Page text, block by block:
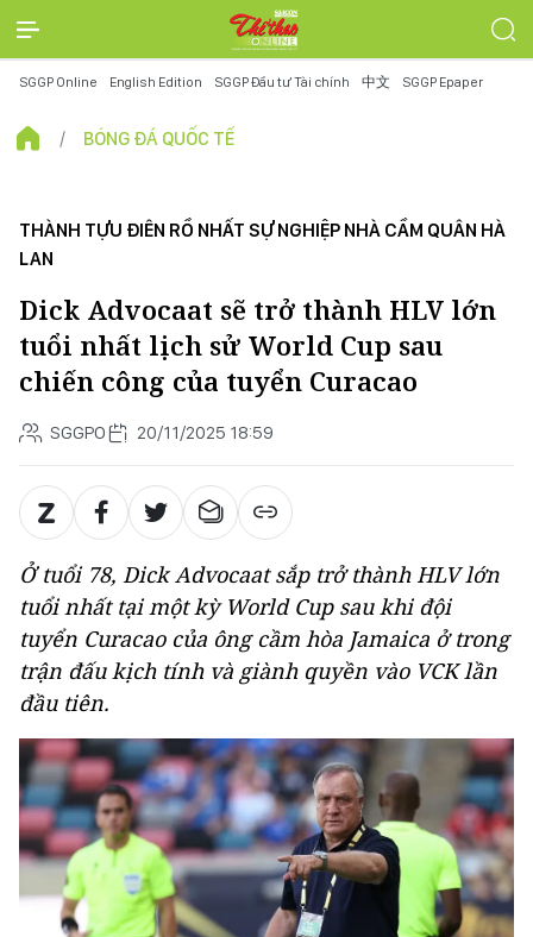
SGGP Online English Edition SGGP Đầu tư Tài chính 中文 SGGP Epaper
BÓNG ĐÁ QUỐC TẾ
THÀNH TỰU ĐIÊN RỒ NHẤT SỰ NGHIỆP NHÀ CẦM QUÂN HÀ
LAN
Dick Advocaat sẽ trở thành HLV lớn
tuổi nhất lịch sử World Cup sau
chiến công của tuyển Curacao
SGGPO 20/11/2025 18:59
Ở tuổi 78, Dick Advocaat sắp trở thành HLV lớn
tuổi nhất tại một kỳ World Cup sau khi đội
tuyển Curacao của ông cầm hòa Jamaica ở trong
trận đấu kịch tính và giành quyền vào VCK lần
đầu tiên.